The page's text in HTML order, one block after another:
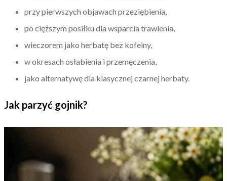
przy pierwszych objawach przeziębienia,
po cięższym posiłku dla wsparcia trawienia,
wieczorem jako herbatę bez kofeiny,
w okresach osłabienia i przemęczenia,
jako alternatywę dla klasycznej czarnej herbaty.
Jak parzyć gojnik?